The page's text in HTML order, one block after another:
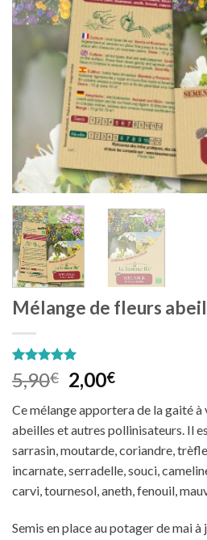
Mélange de fleurs
Noté5.00
sur 5 basé
4
notations
client
5,90€ Le
prix
initial
était :
5,90€.
2,00€Le
actuel
est :
2,00€.
Ce mélange apportera de la gaité
abeilles et autres pollinisateurs. Il
sarrasin, moutarde, coriandre,
incarnate, serradelle, souci,
carvi, tournesol, aneth, fenouil,
Semis en place au potager de mai à